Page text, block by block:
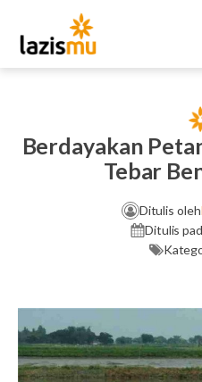
Berdayakan
Tebar
Ditulis oleh
Ditulis